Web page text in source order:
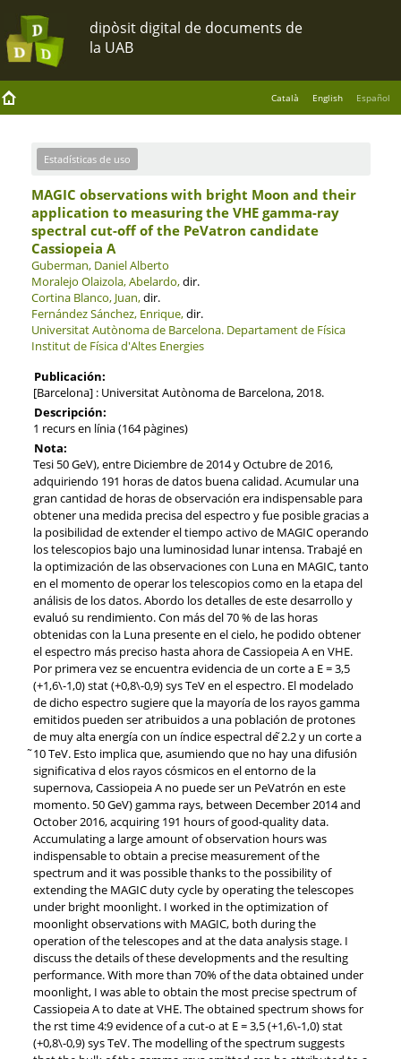
Català English Español
Estadísticas de uso
MAGIC observations with bright Moon and their
application to measuring the VHE gamma-ray
spectral cut-off of the PeVatron candidate
Cassiopeia A
Guberman, Daniel Alberto
Moralejo Olaizola, Abelardo,dir.
Cortina Blanco, Juan,dir.
Fernández Sánchez, Enrique,dir.
Universitat Autònoma de Barcelona. Departament de Física
Institut de Física d'Altes Energies
Publicación:
[Barcelona] : Universitat Autònoma de Barcelona, 2018.
Descripción:
1 recurs en línia (164 pàgines)
Nota:
Tesi 50 GeV), entre Diciembre de 2014 y Octubre de 2016,
adquiriendo 191 horas de datos buena calidad. Acumular una
gran cantidad de horas de observación era indispensable para
obtener una medida precisa del espectro y fue posible gracias a
la posibilidad de extender el tiempo activo de MAGIC operando
los telescopios bajo una luminosidad lunar intensa. Trabajé en
la optimización de las observaciones con Luna en MAGIC, tanto
en el momento de operar los telescopios como en la etapa del
análisis de los datos. Abordo los detalles de este desarrollo y
evaluó su rendimiento. Con más del 70 % de las horas
obtenidas con la Luna presente en el cielo, he podido obtener
el espectro más preciso hasta ahora de Cassiopeia A en VHE.
Por primera vez se encuentra evidencia de un corte a E = 3,5
(+1,6\-1,0) stat (+0,8\-0,9) sys TeV en el espectro. El modelado
de dicho espectro sugiere que la mayoría de los rayos gamma
emitidos pueden ser atribuidos a una población de protones
de muy alta energía con un índice espectral de ̃2.2 y un corte a
̃10 TeV. Esto implica que, asumiendo que no hay una difusión
significativa d elos rayos cósmicos en el entorno de la
supernova, Cassiopeia A no puede ser un PeVatrón en este
momento. 50 GeV) gamma rays, between December 2014 and
October 2016, acquiring 191 hours of good-quality data.
Accumulating a large amount of observation hours was
indispensable to obtain a precise measurement of the
spectrum and it was possible thanks to the possibility of
extending the MAGIC duty cycle by operating the telescopes
under bright moonlight. I worked in the optimization of
moonlight observations with MAGIC, both during the
operation of the telescopes and at the data analysis stage. I
discuss the details of these developments and the resulting
performance. With more than 70% of the data obtained under
moonlight, I was able to obtain the most precise spectrum of
Cassiopeia A to date at VHE. The obtained spectrum shows for
the rst time 4:9 evidence of a cut-o at E = 3,5 (+1,6\-1,0) stat
(+0,8\-0,9) sys TeV. The modelling of the spectrum suggests